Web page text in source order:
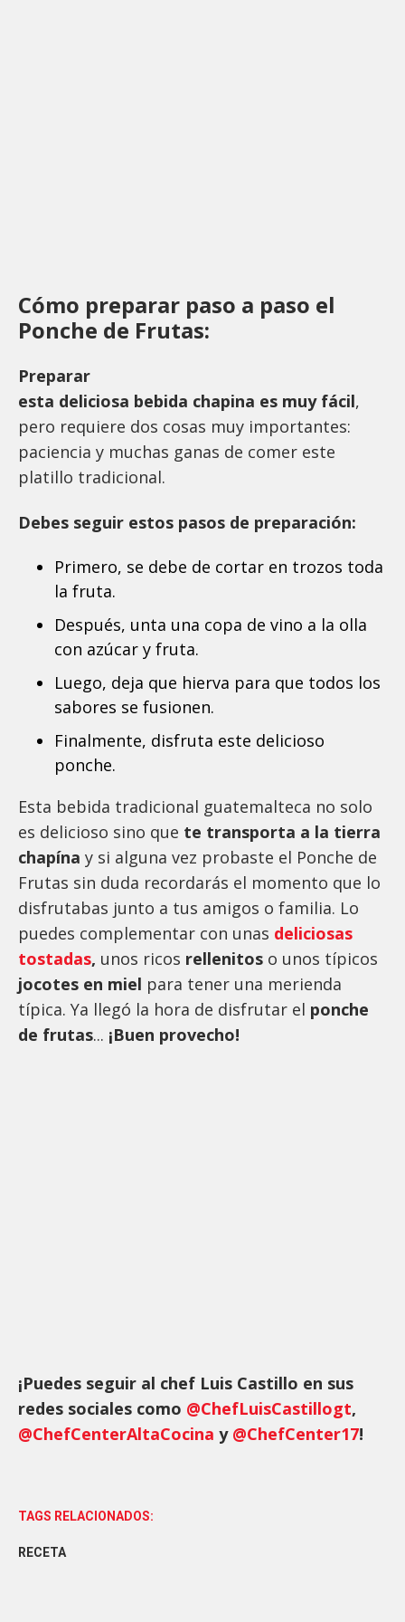
Cómo preparar paso a paso el
Ponche de Frutas:
Preparar
esta deliciosa bebida chapina es muy fácil,
pero requiere dos cosas muy importantes:
paciencia y muchas ganas de comer este
platillo tradicional.
Debes seguir estos pasos de preparación:
Primero, se debe de cortar en trozos toda
la fruta.
Después, unta una copa de vino a la olla
con azúcar y fruta.
Luego, deja que hierva para que todos los
sabores se fusionen.
Finalmente, disfruta este delicioso
ponche.
Esta bebida tradicional guatemalteca no solo
es delicioso sino que te transporta a la tierra
chapína y si alguna vez probaste el Ponche de
Frutas sin duda recordarás el momento que lo
disfrutabas junto a tus amigos o familia. Lo
puedes complementar con unas deliciosas
tostadas, unos ricos rellenitos o unos típicos
jocotes en miel para tener una merienda
típica. Ya llegó la hora de disfrutar el ponche
de frutas... ¡Buen provecho!
¡Puedes seguir al chef Luis Castillo en sus
redes sociales como @ChefLuisCastillogt,
@ChefCenterAltaCocina y @ChefCenter17!
TAGS RELACIONADOS:
RECETA